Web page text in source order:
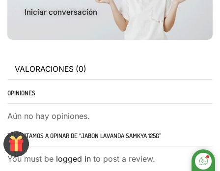
Iniciar conversación
VALORACIONES (0)
OPINIONES
Aún no hay opiniones.
TE INVITAMOS A OPINAR DE “JABON LAVANDA SAMKYA 125G”
You must be logged in to post a review.